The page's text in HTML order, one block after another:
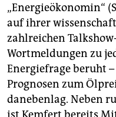
„Energieökonomin“
auf ihrer
zahlreichen
Wortmeldungen zu
Energiefrage beruht
Prognosen zum
danebenlag. Neben